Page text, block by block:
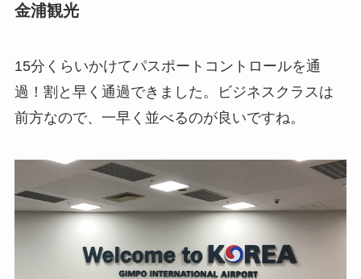
金浦観光
15分くらいかけてパスポートコントロールを通
過！割と早く通過できました。ビジネスクラスは
前方なので、一早く並べるのが良いですね。